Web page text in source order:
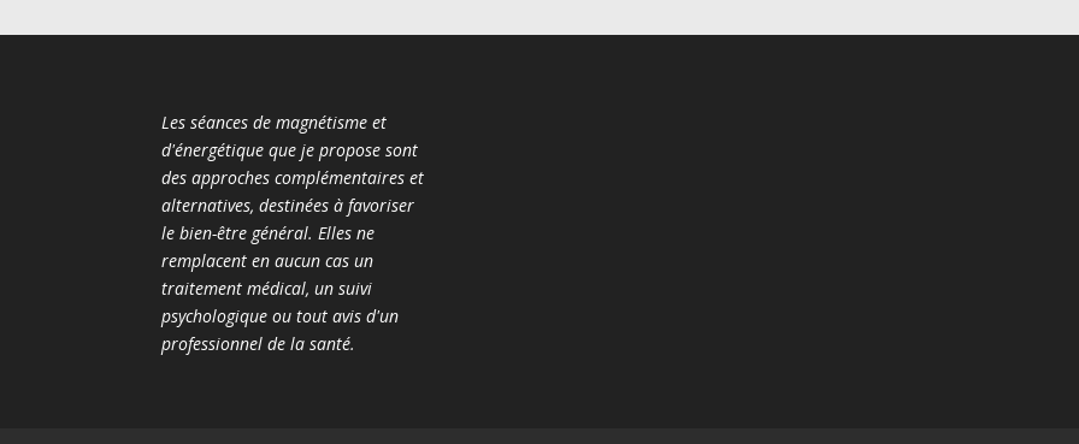
Les séances de magnétisme et
d'énergétique que je propose sont
des approches complémentaires et
alternatives, destinées à favoriser
le bien-être général. Elles ne
remplacent en aucun cas un
traitement médical, un suivi
psychologique ou tout avis d'un
professionnel de la santé.